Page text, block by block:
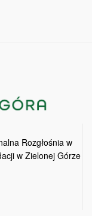
Rozgłośnia w
w Zielonej Górze